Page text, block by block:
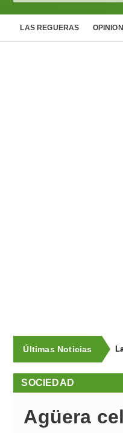
LAS REGUERAS OPINION
Últimas Noticias
SOCIEDAD
Agüera